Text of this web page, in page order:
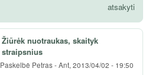
atsakyti
Žiūrėk nuotraukas, skaityk
straipsnius
Paskelbė Petras-Ant, 2013/04/02 - 19:50